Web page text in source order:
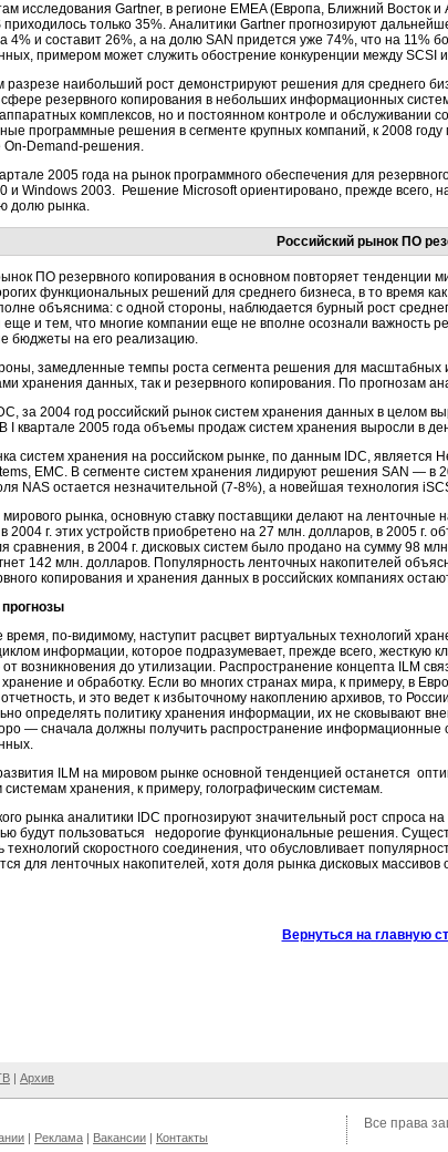
исследования Gartner, в регионе EMEA (Европа, Ближний Восток
только 35%. Аналитики Gartner прогнозируют
4% и составит 26%, а на долю SAN придется уже 74%, что на 11%
примером может служить обострение конкуренции между SCSI и
разрезе наибольший рост демонстрируют решения для среднего
сфере резервного копирования в небольших информационных
комплексов, но и постоянном контроле и обслуживании
программные решения в сегменте крупных компаний, к 2008
On-Demand-решения.
2005 года на рынок программного обеспечения для
и Windows 2003. Решение Microsoft ориентировано, прежде всего,
долю рынка.
Российский рынок ПО
ПО резервного копирования в основном повторяет
функциональных решений для среднего бизнеса, в то время
объяснима: с одной стороны, наблюдается бурный рост
еще и тем, что многие компании еще не вполне осознали важность
бюджеты на его реализацию.
замедленные темпы роста сегмента решения для
хранения данных, так и резервного копирования. По прогнозам
за 2004 год российский рынок систем хранения данных в целом
I квартале 2005 года объемы продаж систем хранения выросли в
систем хранения на российском рынке, по данным IDC, является
EMC. В сегменте систем хранения лидируют решения SAN — в
NAS остается незначительной (7-8%), а новейшая технология
мирового рынка, основную ставку поставщики делают на
2004 г. этих устройств приобретено на 27 млн. долларов, в 2005 г.
сравнения, в 2004 г. дисковых систем было продано на сумму 98
142 млн. долларов. Популярность ленточных накопителей
копирования и хранения данных в российских компаниях
время, по-видимому, наступит расцвет виртуальных технологий
информации, которое подразумевает, прежде всего, жесткую
возникновения до утилизации. Распространение концепта ILM
и обработку. Если во многих странах мира, к примеру, в
и это ведет к избыточному накоплению архивов, то
определять политику хранения информации, их не сковывают
— сначала должны получить распространение информационные
ILM на мировом рынке основной тенденцией останется
хранения, к примеру, голографическим системам.
рынка аналитики IDC прогнозируют значительный рост спроса
будут пользоваться недорогие функциональные решения.
технологий скоростного соединения, что обусловливает
для ленточных накопителей, хотя доля рынка дисковых массивов
Вернуться на главную
| Архив
| Реклама | Вакансии | Контакты
Все права